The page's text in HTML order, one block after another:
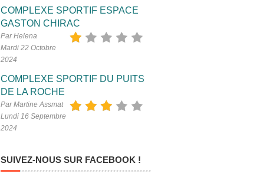
COMPLEXE SPORTIF ESPACE
GASTON CHIRAC
Par Helena
Mardi 22 Octobre
2024
COMPLEXE SPORTIF DU PUITS
DE LA ROCHE
Par Martine Assmat
Lundi 16 Septembre
2024
SUIVEZ-NOUS SUR FACEBOOK !